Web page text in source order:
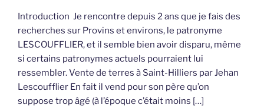
Introduction Je rencontre depuis 2 ans que je fais des
recherches sur Provins et environs, le patronyme
LESCOUFFLIER, et il semble bien avoir disparu, même
si certains patronymes actuels pourraient lui
ressembler. Vente de terres à Saint-Hilliers par Jehan
Lescoufflier En fait il vend pour son père qu’on
suppose trop âgé (à l’époque c’était moins […]